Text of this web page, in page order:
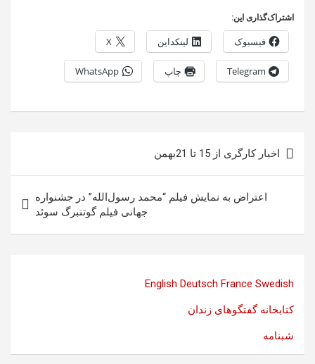
اشتراک‌گذاری این:
فیسبوک لینکداین X
Telegram چاپ WhatsApp
نوشته
اخبار کارگری از 15 تا 21بهمن
اعتراض به نمایش فیلم “محمد رسول‌الله” در جشنواره
جهانی فیلم گوتنبرگ سوئد
English Deutsch France Swedish
کتابخانه گفتگوهای زندان
شبنامه